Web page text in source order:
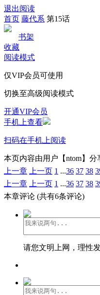
退出阅读
首页 藤代系 第15话
书架
收藏
阅读模式
仅VIP会员可使用
切换至高级阅读模式
开通VIP会员
手机上查看
扫码在手机上阅读
本页内容由用户【ntom】分
上一章
上一页 1 ...36 37 38
上一章
上一页 1 ...36 37 38
本章评论 (共有6条评论)
请您文明上网，理性